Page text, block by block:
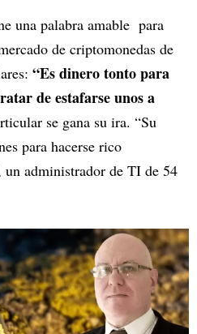
una palabra amable para
de criptomonedas de
“Es dinero tonto para
de estafarse unos a
se gana su ira. “Su
para hacerse rico
un administrador de TI de 54